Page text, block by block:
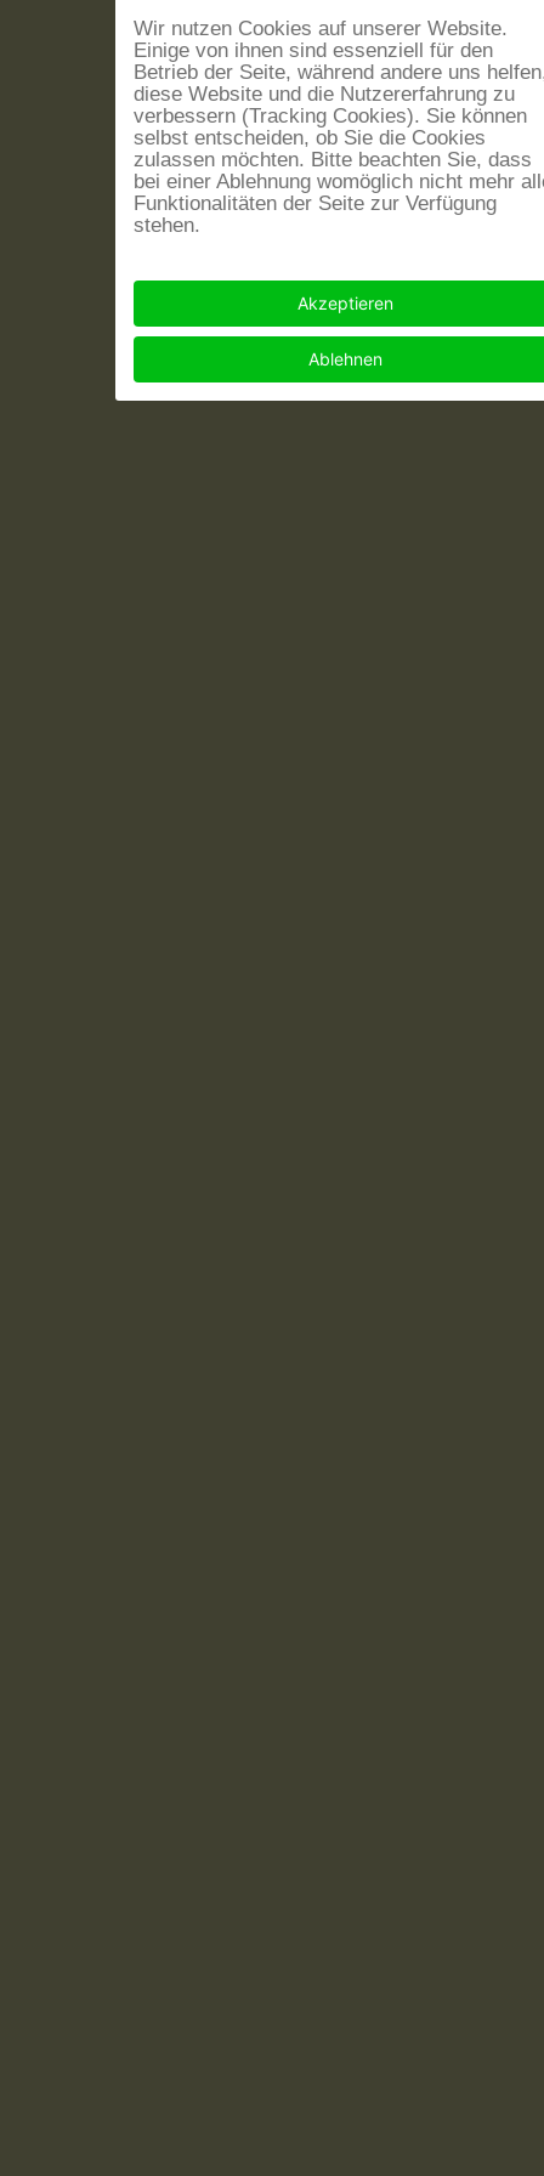
Wir nutzen Cookies auf unserer Website.
Einige von ihnen sind essenziell für den
Betrieb der Seite, während andere uns
diese Website und die Nutzererfahrung zu
verbessern (Tracking Cookies). Sie können
selbst entscheiden, ob Sie die Cookies
zulassen möchten. Bitte beachten Sie, dass
bei einer Ablehnung womöglich nicht mehr
Funktionalitäten der Seite zur Verfügung
stehen.
Akzeptieren
Ablehnen